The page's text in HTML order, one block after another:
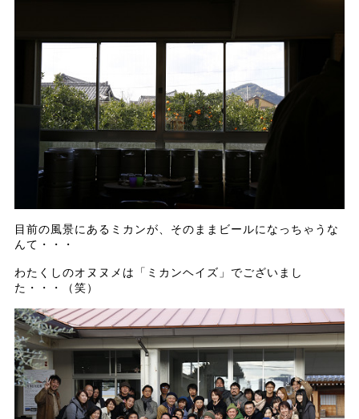
目前の風景にあるミカンが、そのままビールになっちゃうな
んて・・・
わたくしのオヌヌメは「ミカンヘイズ」でございまし
た・・・（笑）